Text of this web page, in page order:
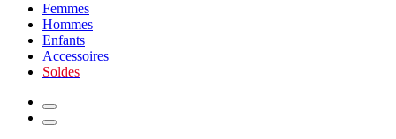
Femmes
Hommes
Enfants
Accessoires
Soldes